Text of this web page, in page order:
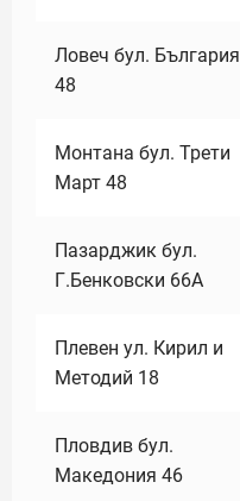
Ловеч бул. България
48
Монтана бул. Трети
Март 48
Пазарджик бул.
Г.Бенковски 66А
Плевен ул. Кирил и
Методий 18
Пловдив бул.
Македония 46